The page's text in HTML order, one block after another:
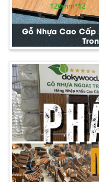
Gỗ Nhựa Cao Cấp